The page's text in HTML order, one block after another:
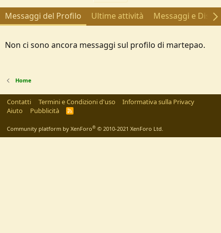
Messaggi del Profilo Ultime attività Messaggi e
Non ci sono ancora messaggi sul profilo di martepao.
Home
Contatti Termini e Condizioni d'uso
Informativa sulla Privacy
Aiuto
Pubblicità
R
Community platform by XenForo® © 2010-2021 XenForo Ltd.